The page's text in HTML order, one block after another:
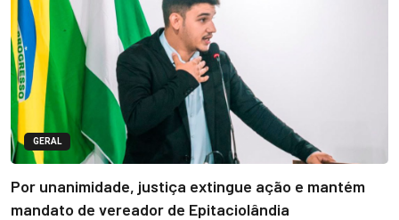
GERAL
Por unanimidade, justiça extingue ação e mantém
mandato de vereador de Epitaciolândia